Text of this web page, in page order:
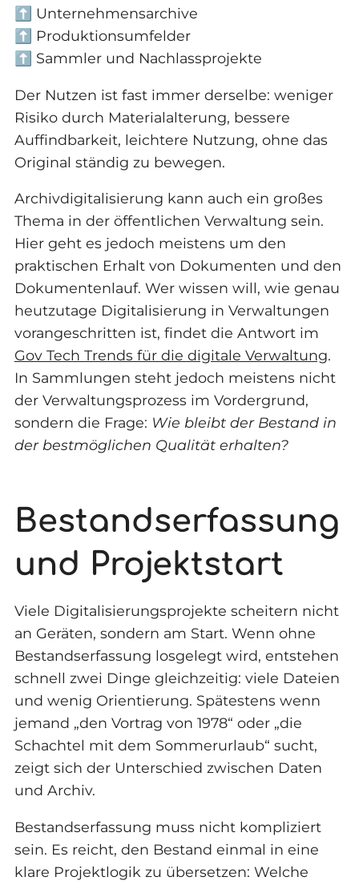
⬆️ Unternehmensarchive
⬆️ Produktionsumfelder
⬆️ Sammler und Nachlassprojekte
Der Nutzen ist fast immer derselbe: weniger
Risiko durch Materialalterung, bessere
Auffindbarkeit, leichtere Nutzung, ohne das
Original ständig zu bewegen.
Archivdigitalisierung kann auch ein großes
Thema in der öffentlichen Verwaltung sein.
Hier geht es jedoch meistens um den
praktischen Erhalt von Dokumenten und den
Dokumentenlauf. Wer wissen will, wie genau
heutzutage Digitalisierung in Verwaltungen
vorangeschritten ist, findet die Antwort im
Gov Tech Trends für die digitale Verwaltung.
In Sammlungen steht jedoch meistens nicht
der Verwaltungsprozess im Vordergrund,
sondern die Frage: Wie bleibt der Bestand in
der bestmöglichen Qualität erhalten?
Bestandserfassung
und Projektstart
Viele Digitalisierungsprojekte scheitern nicht
an Geräten, sondern am Start. Wenn ohne
Bestandserfassung losgelegt wird, entstehen
schnell zwei Dinge gleichzeitig: viele Dateien
und wenig Orientierung. Spätestens wenn
jemand „den Vortrag von 1978“ oder „die
Schachtel mit dem Sommerurlaub“ sucht,
zeigt sich der Unterschied zwischen Daten
und Archiv.
Bestandserfassung muss nicht kompliziert
sein. Es reicht, den Bestand einmal in eine
klare Projektlogik zu übersetzen: Welche